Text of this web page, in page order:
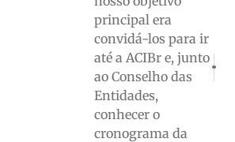
principal era
convidá-los para ir
até a ACIBr e, junto
ao Conselho das
Entidades,
conhecer o
cronograma da
PRÓXIMO